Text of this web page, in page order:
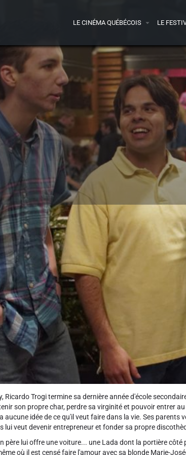
LE CINÉMA QUÉBÉCOIS LE
Détails Bande-
J'aime
Ricardo Trogi termine sa dernière année d'école
son propre char, perdre sa virginité et pouvoir entrer
aucune idée de ce qu'il veut faire dans la vie. Ses parents
lui veut devenir entrepreneur et fonder sa propre
père lui offre une voiture... une Lada dont la portière côté
où il est censé faire l'amour avec sa blonde Marie-